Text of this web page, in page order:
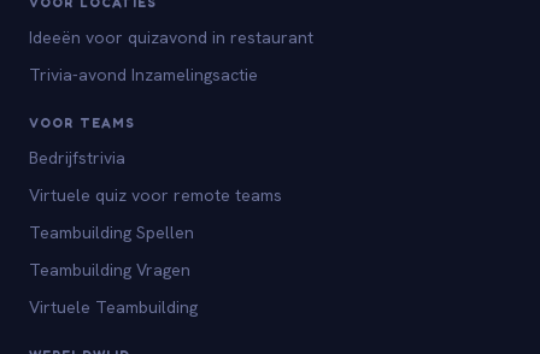
Ideeën voor quizavond in restaurant
Trivia-avond Inzamelingsactie
VOOR TEAMS
Bedrijfstrivia
Virtuele quiz voor remote teams
Teambuilding Spellen
Teambuilding Vragen
Virtuele Teambuilding